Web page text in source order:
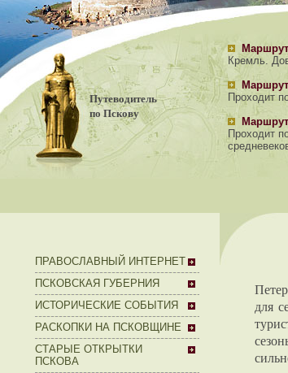
Путеводитель
по Пскову
Кремль.
Проходит
Проходит
ПРАВОСЛАВНЫЙ ИНТЕРНЕТ
ПСКОВСКАЯ ГУБЕРНИЯ
ИСТОРИЧЕСКИЕ СОБЫТИЯ
РАСКОПКИ НА ПСКОВЩИНЕ
СТАРЫЕ ОТКРЫТКИ
ПСКОВА
для